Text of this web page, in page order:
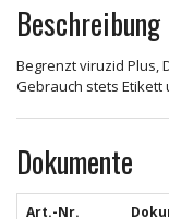
Beschreibung
Begrenzt viruzid Plus,
Gebrauch stets
Dokumente
Art.-Nr.